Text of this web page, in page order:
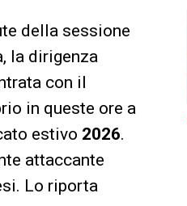
della sessione
la dirigenza
con il
in queste ore a
estivo 2026.
attaccante
Lo riporta